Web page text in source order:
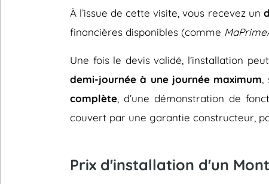
À l’issue de cette visite, vous recevez un
financières disponibles (comme
Une fois le devis validé, l’installation
demi-journée à une journée maximum
complète , d’une démonstration de
couvert par une garantie constructeur,
Prix d'installation d'un